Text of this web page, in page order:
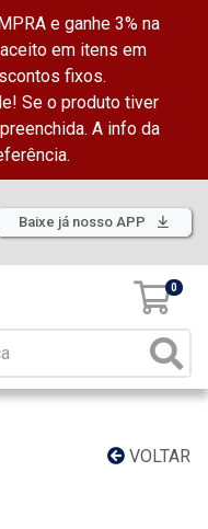
e ganhe 3% na
em itens em
fixos.
Se o produto tiver
A info da
Baixe já nosso APP
0
VOLTAR